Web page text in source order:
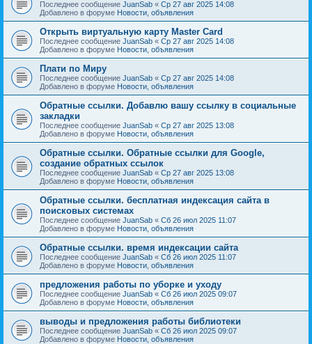
Последнее сообщение JuanSab « Ср 27 авг 2025 14:08
Добавлено в форуме Новости, объявления
Открыть виртуальную карту Master Card
Последнее сообщение JuanSab « Ср 27 авг 2025 14:08
Добавлено в форуме Новости, объявления
Плати по Миру
Последнее сообщение JuanSab « Ср 27 авг 2025 14:08
Добавлено в форуме Новости, объявления
Обратные ссылки. Добавлю вашу ссылку в социальные
закладки
Последнее сообщение JuanSab « Ср 27 авг 2025 13:08
Добавлено в форуме Новости, объявления
Обратные ссылки. Обратные ссылки для Google,
создание обратных ссылок
Последнее сообщение JuanSab « Ср 27 авг 2025 13:08
Добавлено в форуме Новости, объявления
Обратные ссылки. бесплатная индексация сайта в
поисковых системах
Последнее сообщение JuanSab « Сб 26 июл 2025 11:07
Добавлено в форуме Новости, объявления
Обратные ссылки. время индексации сайта
Последнее сообщение JuanSab « Сб 26 июл 2025 11:07
Добавлено в форуме Новости, объявления
предложения работы по уборке и уходу
Последнее сообщение JuanSab « Сб 26 июл 2025 09:07
Добавлено в форуме Новости, объявления
выводы и предложения работы библиотеки
Последнее сообщение JuanSab « Сб 26 июл 2025 09:07
Добавлено в форуме Новости, объявления